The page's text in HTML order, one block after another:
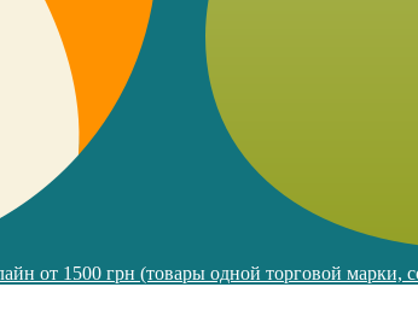
от 1500 грн (товары одной торговой марки,